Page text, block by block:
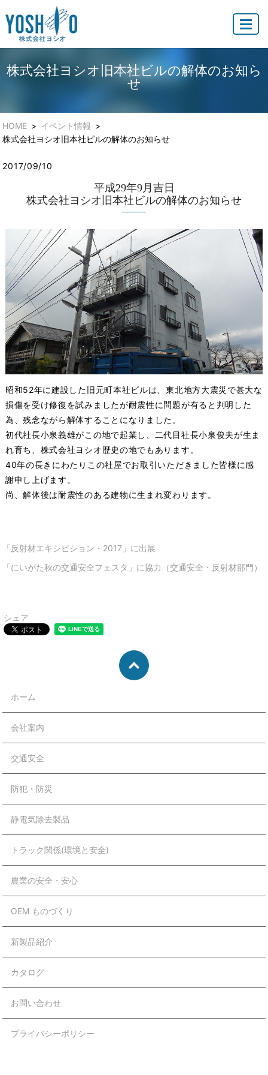
株式会社ヨシオ旧本社ビルの解体のお知ら
せ
HOME
イベント情報
株式会社ヨシオ旧本社ビルの解体のお知らせ
2017/09/10
平成29年9月吉日
株式会社ヨシオ旧本社ビルの解体のお知らせ
昭和52年に建設した旧元町本社ビルは、東北地方大震災で甚大な
損傷を受け修復を試みましたが耐震性に問題が有ると判明した
為、残念ながら解体することになりました。
初代社長小泉義雄がこの地で起業し、二代目社長小泉俊夫が生ま
れ育ち、株式会社ヨシオ歴史の地でもあります。
40年の長きにわたりこの社屋でお取引いただきました皆様に感
謝申し上げます。
尚、解体後は耐震性のある建物に生まれ変わります。
「反射材エキシビション・2017」に出展
「にいがた秋の交通安全フェスタ」に協力（交通安全・反射材部門）
シェア
ホーム
会社案内
交通安全
防犯・防災
静電気除去製品
トラック関係(環境と安全)
農業の安全・安心
OEM ものづくり
新製品紹介
カタログ
お問い合わせ
プライバシーポリシー